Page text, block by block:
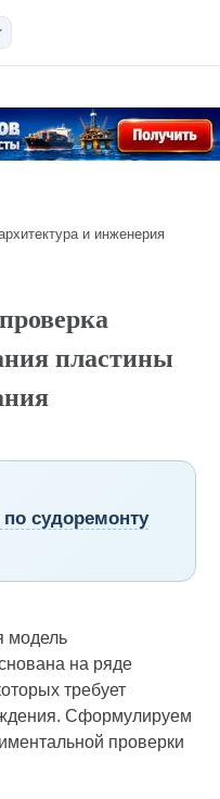
и инженерия
пластины
по судоремонту
модель
на ряде
требует
Сформулируем
проверки